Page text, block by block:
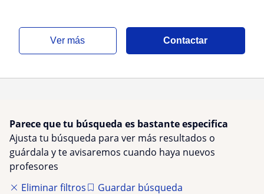
ver más Contactar
Parece que tu búsqueda es bastante especifica
Ajusta tu búsqueda para ver más resultados o
guárdala y te avisaremos cuando haya nuevos
profesores
Eliminar filtros
Guardar búsqueda